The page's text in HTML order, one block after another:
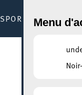
SPORT &Menu